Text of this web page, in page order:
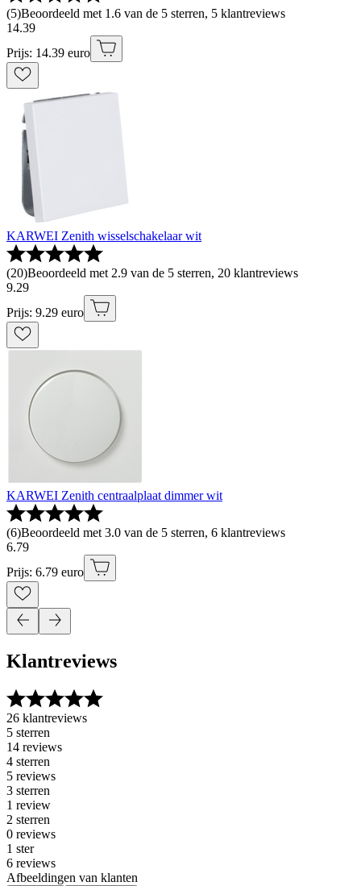
(5)Beoordeeld met 1.6 van de 5 sterren, 5 klantreviews
14.39
Prijs: 14.39 euro
KARWEI Zenith wisselschakelaar wit
(20)Beoordeeld met 2.9 van de 5 sterren, 20 klantreviews
9.29
Prijs: 9.29 euro
KARWEI Zenith centraalplaat dimmer wit
(6)Beoordeeld met 3.0 van de 5 sterren, 6 klantreviews
6.79
Prijs: 6.79 euro
Klantreviews
26 klantreviews
5 sterren
14 reviews
4 sterren
5 reviews
3 sterren
1 review
2 sterren
0 reviews
1 ster
6 reviews
Afbeeldingen van klanten